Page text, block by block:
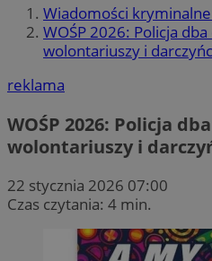
Wiadomości
WOŚP 2026: Policja
wolontariuszy i
reklama
WOŚP 2026: Policja
wolontariuszy i
22 stycznia 2026 07:00
Czas czytania: 4 min.